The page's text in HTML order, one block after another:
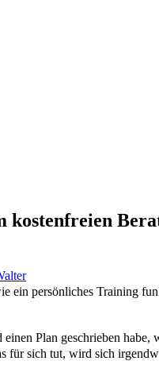
ein persönliches Training
Plan geschrieben habe,
sich tut, wird sich